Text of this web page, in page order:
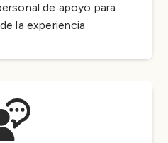
de apoyo para
la experiencia